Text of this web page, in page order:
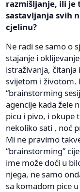
razmišljanje, ili je
sastavljanja svih
cjelinu?
Ne radi se samo o
stajanje i
istraživanja, čitanja
svijetom i životom.
“brainstorming
agencije kada žele
picu i pivo, i okupe
nekoliko sati , noć
Mi ne pravimo
“brainstorming”
ime može doći u
njega, ne samo
sa komadom pice